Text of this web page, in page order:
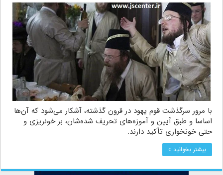
با مرور سرگذشت قوم یهود در قرون گذشته، آشکار می‌شود که آن‌ها
اساسا و طبق آیین و آموزه‌های تحریف شده‌شان، بر خونریزی و
حتی خونخواری تأکید دارند.
بیشتر بخوانید »